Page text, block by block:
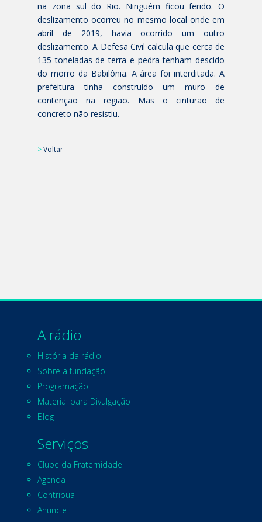
na zona sul do Rio. Ninguém ficou ferido. O
deslizamento ocorreu no mesmo local onde em
abril de 2019, havia ocorrido um outro
deslizamento. A Defesa Civil calcula que cerca de
135 toneladas de terra e pedra tenham descido
do morro da Babilônia. A área foi interditada. A
prefeitura tinha construído um muro de
contenção na região. Mas o cinturão de
concreto não resistiu.
>Voltar
A rádio
História da rádio
Sobre a fundação
Programação
Material para Divulgação
Blog
Serviços
Clube da Fraternidade
Agenda
Contribua
Anuncie